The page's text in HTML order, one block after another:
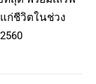
ก่ชีวิตในช่วง